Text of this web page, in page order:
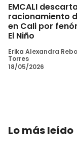
EMCALI
racionamiento
en Cali por
El Niño
Erika Alexandra
Torres
18/05/2026
Lo más leído